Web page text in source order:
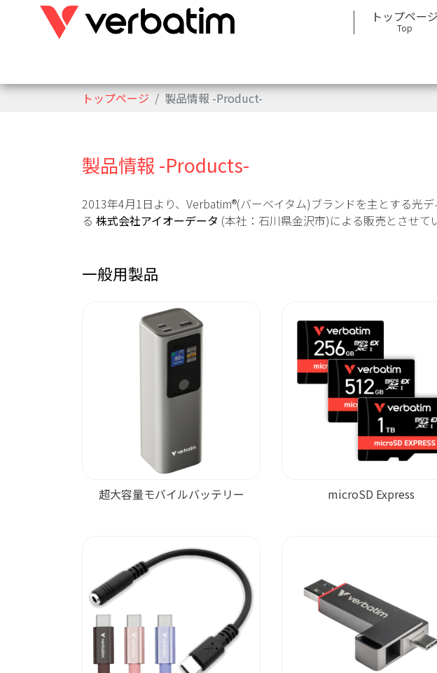
トップページ
Top
トップページ 製品情報 -Product-
製品情報 -Products-
2013年4月1日より、Verbatim®(バーベイタム)ブランドを主とする光
る 株式会社アイオーデータ (本社：石川県金沢市)による販売とさせて
一般用製品
超大容量モバイルバッテリー microSD Express